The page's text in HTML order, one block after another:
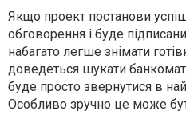
Якщо проект постанови
обговорення і буде
набагато легше знімати
доведеться шукати
буде просто звернутися в
Особливо зручно це може